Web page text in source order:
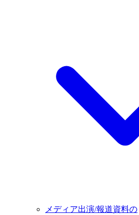
メディア出演/報道資料の